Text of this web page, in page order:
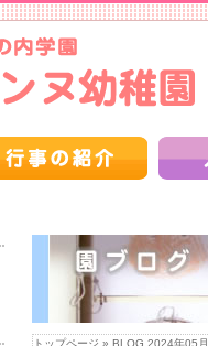
トップページ » BLOG 2024年05月